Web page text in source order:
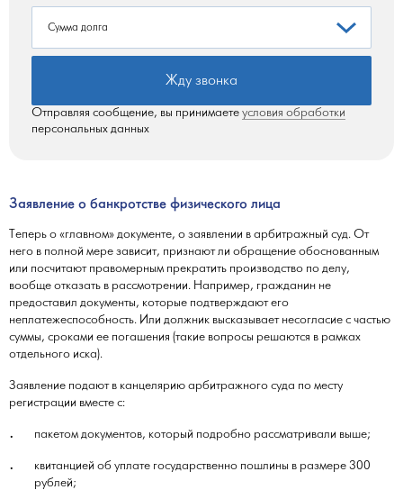
Жду звонка
Отправляя сообщение, вы принимаете условия обработки
персональных данных
Заявление о банкротстве физического лица
Теперь о «главном» документе, о заявлении в арбитражный суд. От
него в полной мере зависит, признают ли обращение обоснованным
или посчитают правомерным прекратить производство по делу,
вообще отказать в рассмотрении. Например, гражданин не
предоставил документы, которые подтверждают его
неплатежеспособность. Или должник высказывает несогласие с частью
суммы, сроками ее погашения (такие вопросы решаются в рамках
отдельного иска).
Заявление подают в канцелярию арбитражного суда по месту
регистрации вместе с:
пакетом документов, который подробно рассматривали выше;
квитанцией об уплате государственно пошлины в размере 300
рублей;